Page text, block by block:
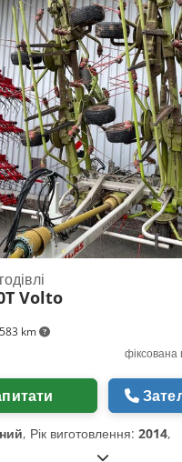
km
Volto
, Рік виготовлення: 2014,